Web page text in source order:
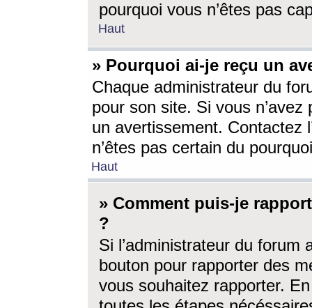
pourquoi vous n’êtes pas
Haut
» Pourquoi ai-je reçu un
Chaque administrateur du
pour son site. Si vous
un avertissement. Contactez
n’êtes pas certain du
Haut
» Comment puis-je
?
Si l’administrateur du forum
bouton pour rapporter des
vous souhaitez rapporter.